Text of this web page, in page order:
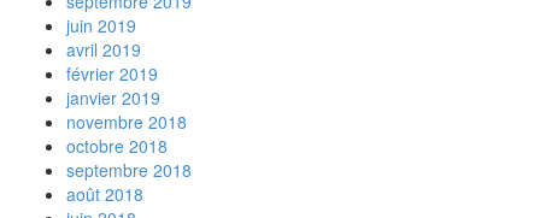
juin 2019
avril 2019
février 2019
janvier 2019
novembre 2018
octobre 2018
septembre 2018
août 2018